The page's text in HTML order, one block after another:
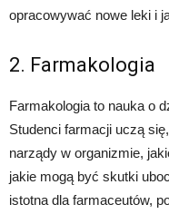
opracowywać nowe leki i
2. Farmakologia
Farmakologia to nauka o
Studenci farmacji uczą
narządy w organizmie,
jakie mogą być skutki
istotna dla farmaceutów,